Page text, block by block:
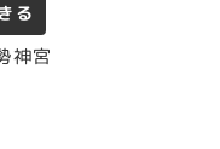
る
神宮